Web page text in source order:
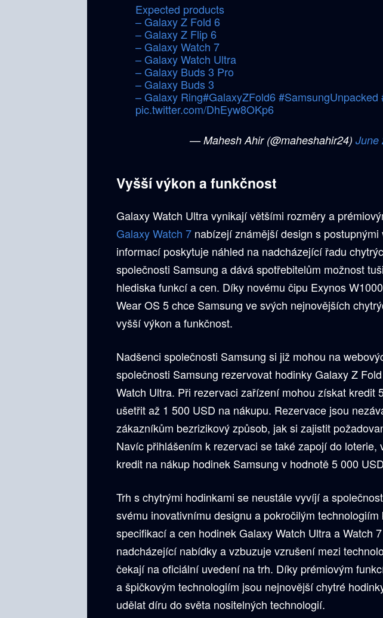
Expected products
– Galaxy Z Fold 6
– Galaxy Z Flip 6
– Galaxy Watch 7
– Galaxy Watch Ultra
– Galaxy Buds 3 Pro
– Galaxy Buds 3
– Galaxy Ring#GalaxyZFold6#SamsungUnpacked
pic.twitter.com/DhEyw8OKp6
— Mahesh Ahir (@maheshahir24) June
Vyšší výkon a funkčnost
Galaxy Watch Ultra vynikají většími rozměry a
Galaxy Watch 7 nabízejí známější design s
informací poskytuje náhled na nadcházející řadu
společnosti Samsung a dává spotřebitelům možnost
hlediska funkcí a cen. Díky novému čipu Exynos
Wear OS 5 chce Samsung ve svých nejnovějších
vyšší výkon a funkčnost.
Nadšenci společnosti Samsung si již mohou na
společnosti Samsung rezervovat hodinky Galaxy Z
Watch Ultra. Při rezervaci zařízení mohou získat kredit
ušetřit až 1 500 USD na nákupu. Rezervace jsou
zákazníkům bezrizikový způsob, jak si zajistit
Navíc přihlášením k rezervaci se také zapojí do loterie,
kredit na nákup hodinek Samsung v hodnotě 5 000
Trh s chytrými hodinkami se neustále vyvíjí a
svému inovativnímu designu a pokročilým
specifikací a cen hodinek Galaxy Watch Ultra a Watch
nadcházející nabídky a vzbuzuje vzrušení mezi
čekají na oficiální uvedení na trh. Díky prémiovým
a špičkovým technologiím jsou nejnovější chytré
udělat díru do světa nositelných technologií.